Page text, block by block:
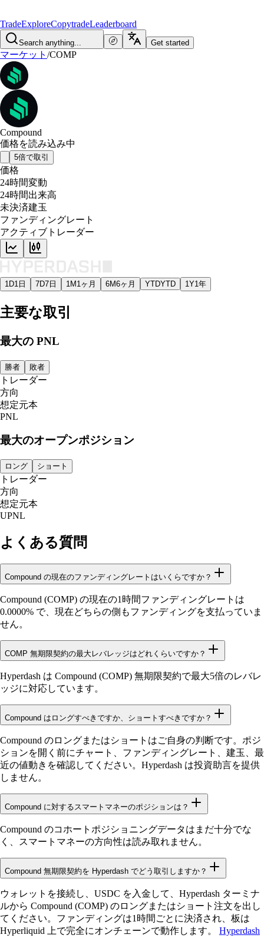
TradeExploreCopytradeLeaderboard
Search anything... Get started
マーケット /COMP
Compound
価格を読み込み中
5倍で取引
価格
24時間変動
24時間出来高
未決済建玉
ファンディングレート
アクティブトレーダー
1D1日 7D7日 1M 1ヶ月 6M6ヶ月 YTDYTD 1Y1年
主要な取引
最大の PNL
勝者 敗者
トレーダー
方向
想定元本
PNL
最大のオープンポジション
ロング ショート
トレーダー
方向
想定元本
UPNL
よくある質問
Compound の現在のファンディングレートはいくらですか？
Compound (COMP) の現在の1時間ファンディングレートは
0.0000% で、現在どちらの側もファンディングを支払っていま
せん。
COMP 無期限契約の最大レバレッジはどれくらいですか？
Hyperdash は Compound (COMP) 無期限契約で最大5倍のレバレ
ッジに対応しています。
Compound はロングすべきですか、ショートすべきですか？
Compound のロングまたはショートはご自身の判断です。ポジ
ションを開く前にチャート、ファンディングレート、建玉、最
近の値動きを確認してください。Hyperdash は投資助言を提供
しません。
Compound に対するスマートマネーのポジションは？
Compound のコホートポジショニングデータはまだ十分でな
く、スマートマネーの方向性は読み取れません。
Compound 無期限契約を Hyperdash でどう取引しますか？
ウォレットを接続し、USDC を入金して、Hyperdash ターミナ
ルから Compound (COMP) のロングまたはショート注文を出し
てください。ファンディングは1時間ごとに決済され、板は
Hyperliquid 上で完全にオンチェーンで動作します。
Hyperdash